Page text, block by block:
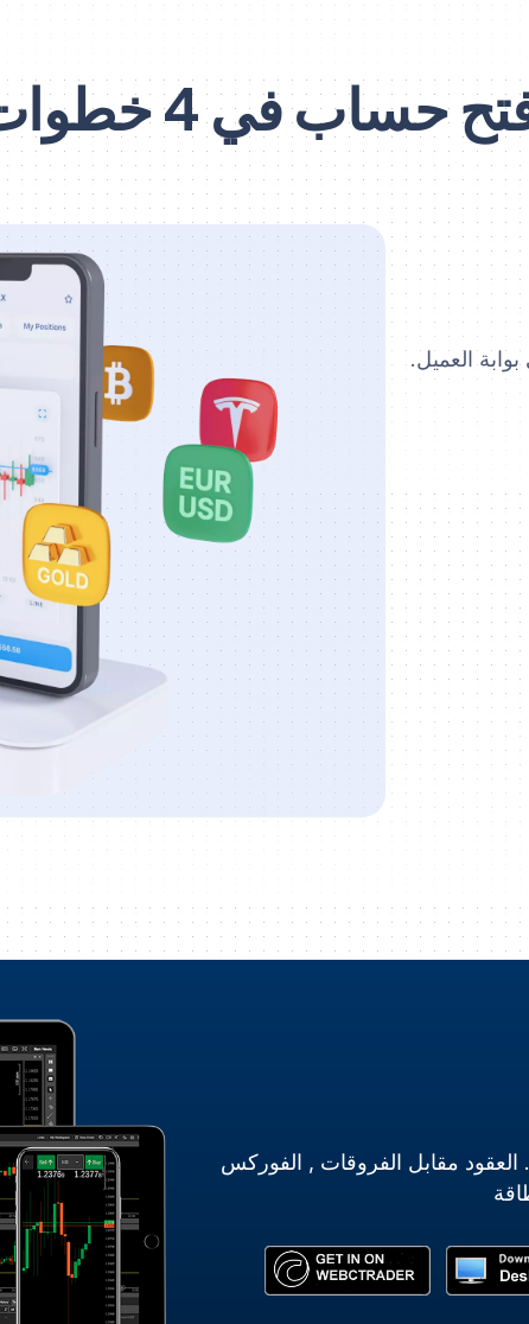
حساب في 4 خطوات
العميل.
أي وقت. العقود مقابل الفروقات , الفوركس